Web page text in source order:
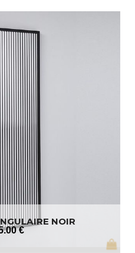
NOIR
.00 €